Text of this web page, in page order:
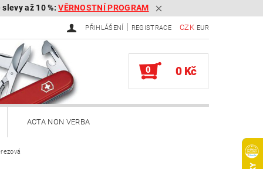
až 10 %:VĚRNOSTNÍ PROGRAM
CZK EUR
PŘIHLÁŠENÍ | REGISTRACE
0 0 Kč
ACTA NON VERBA